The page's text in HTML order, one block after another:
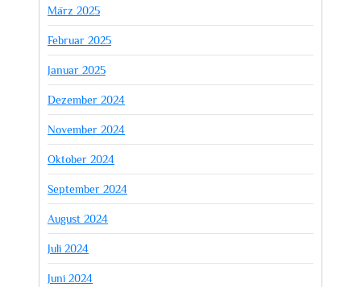
März 2025
Februar 2025
Januar 2025
Dezember 2024
November 2024
Oktober 2024
September 2024
August 2024
Juli 2024
Juni 2024